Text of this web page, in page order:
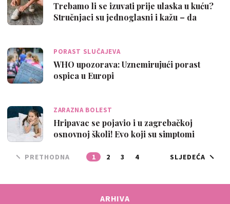
Trebamo li se izuvati prije ulaska u kuću?
Stručnjaci su jednoglasni i kažu – da
PORAST SLUČAJEVA
WHO upozorava: Uznemirujući porast
ospica u Europi
ZARAZNA BOLEST
Hripavac se pojavio i u zagrebačkoj
osnovnoj školi! Evo koji su simptomi
PRETHODNA 1 2 3 4 SLJEDEĆA
ARHIVA